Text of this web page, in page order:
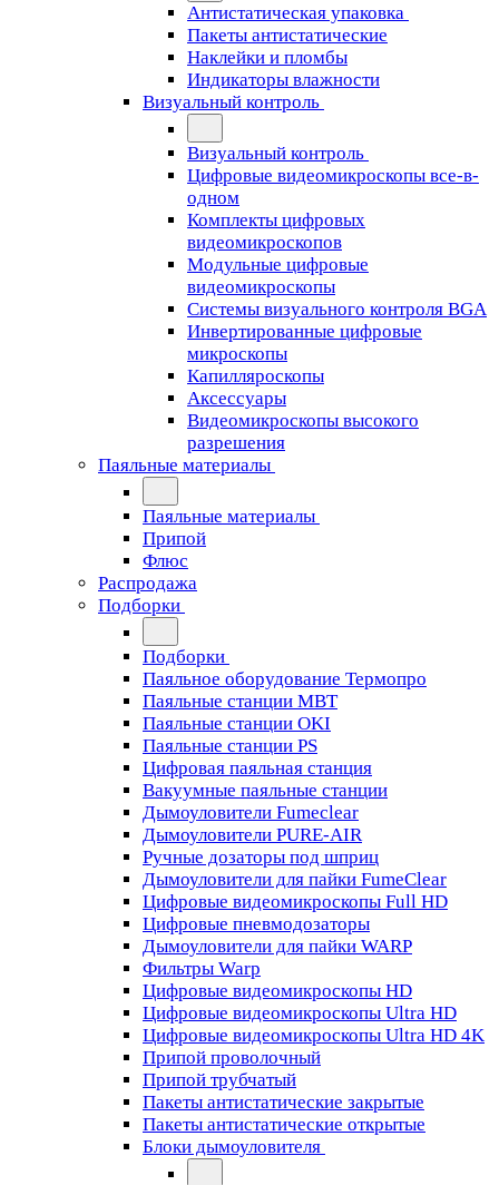
Антистатическая упаковка
Пакеты антистатические
Наклейки и пломбы
Индикаторы влажности
Визуальный контроль
Визуальный контроль
Цифровые видеомикроскопы все-в-
одном
Комплекты цифровых
видеомикроскопов
Модульные цифровые
видеомикроскопы
Cистемы визуального контроля BGA
Инвертированные цифровые
микроскопы
Капилляроскопы
Аксессуары
Видеомикроскопы высокого
разрешения
Паяльные материалы
Паяльные материалы
Припой
Флюс
Распродажа
Подборки
Подборки
Паяльное оборудование Термопро
Паяльные станции MBT
Паяльные станции OKI
Паяльные станции PS
Цифровая паяльная станция
Вакуумные паяльные станции
Дымоуловители Fumeclear
Дымоуловители PURE-AIR
Ручные дозаторы под шприц
Дымоуловители для пайки FumeClear
Цифровые видеомикроскопы Full HD
Цифровые пневмодозаторы
Дымоуловители для пайки WARP
Фильтры Warp
Цифровые видеомикроскопы HD
Цифровые видеомикроскопы Ultra HD
Цифровые видеомикроскопы Ultra HD 4K
Припой проволочный
Припой трубчатый
Пакеты антистатические закрытые
Пакеты антистатические открытые
Блоки дымоуловителя